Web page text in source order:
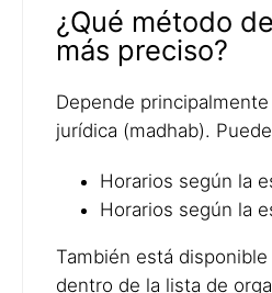
¿Qué método
más preciso?
Depende
jurídica (madhab).
Horarios según la
Horarios según la
También está
dentro de la lista de